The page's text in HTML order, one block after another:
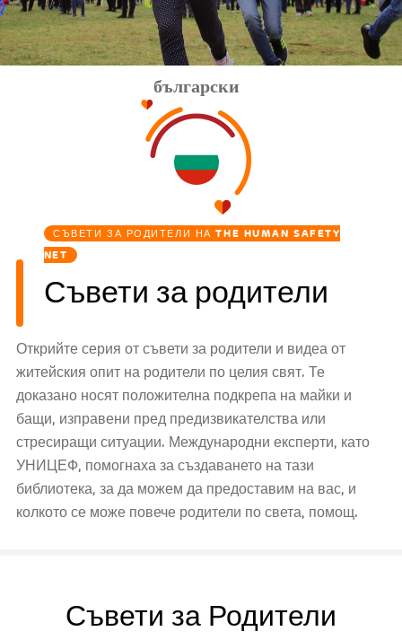
български
СЪВЕТИ ЗА РОДИТЕЛИ НА THE HUMAN SAFETY
NET
Съвети за родители
Открийте серия от съвети за родители и видеа от
житейския опит на родители по целия свят. Те
доказано носят положителна подкрепа на майки и
бащи, изправени пред предизвикателства или
стресиращи ситуации. Международни експерти, като
УНИЦЕФ, помогнаха за създаването на тази
библиотека, за да можем да предоставим на вас, и
колкото се може повече родители по света, помощ.
Съвети за Родители